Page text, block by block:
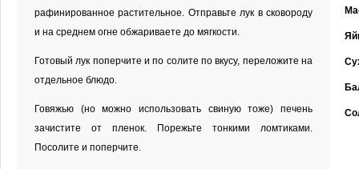
рафинированное растительное. Отправьте лук в сковороду
и на среднем огне обжариваете до мягкости.
Готовый лук поперчите и по солите по вкусу, переложите на
отдельное блюдо.
Говяжью (но можно использовать свиную тоже) печень
зачистите от пленок. Порежьте тонкими ломтиками.
Посолите и поперчите.